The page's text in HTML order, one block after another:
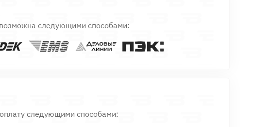
следующими способами:
следующими способами: